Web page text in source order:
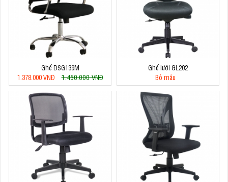
Ghế DSG139M
1.378.000 VNĐ
1.450.000 VNĐ
Ghế lưới GL202
Bỏ mẫu